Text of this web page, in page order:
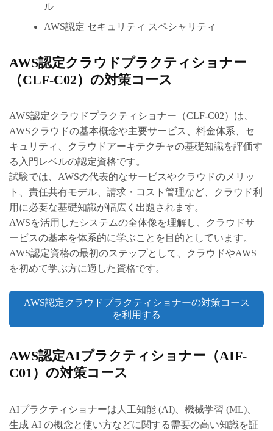
ル
AWS認定 セキュリティ スペシャリティ
AWS認定クラウドプラクティショナー
（CLF-C02）の対策コース
AWS認定クラウドプラクティショナー（CLF-C02）は、
AWSクラウドの基本概念や主要サービス、料金体系、セ
キュリティ、クラウドアーキテクチャの基礎知識を評価す
る入門レベルの認定資格です。
試験では、AWSの代表的なサービスやクラウドのメリッ
ト、責任共有モデル、請求・コスト管理など、クラウド利
用に必要な基礎知識が幅広く出題されます。
AWSを活用したシステムの全体像を理解し、クラウドサ
ービスの基本を体系的に学ぶことを目的としています。
AWS認定資格の最初のステップとして、クラウドやAWS
を初めて学ぶ方に適した資格です。
AWS認定クラウドプラクティショナーの対策コース
を利用する
AWS認定AIプラクティショナー（AIF-
C01）の対策コース
AIプラクティショナーは人工知能 (AI)、機械学習 (ML)、
生成 AI の概念と使い方などに関する需要の高い知識を証